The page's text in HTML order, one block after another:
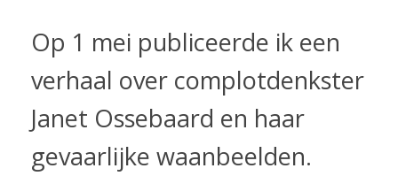
Op 1 mei publiceerde ik een
verhaal over complotdenkster
Janet Ossebaard en haar
gevaarlijke waanbeelden.